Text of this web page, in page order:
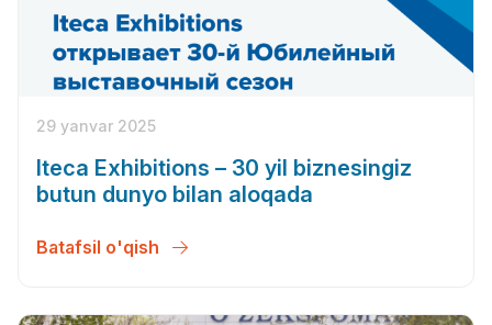
29 yanvar 2025
Iteca Exhibitions – 30 yil biznesingiz
butun dunyo bilan aloqada
Batafsil o'qish